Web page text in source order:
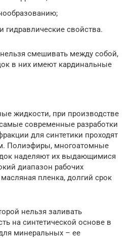
гидравлические свойства.
смешивать между собой,
в них имеют кардинальные
жидкости, при производстве
современные разработки
для синтетики проходят
Полиэфиры, многоатомные
наделяют их выдающимися
диапазон рабочих
пленка, долгий срок
нельзя заливать
на синтетической основе в
минеральных – ее